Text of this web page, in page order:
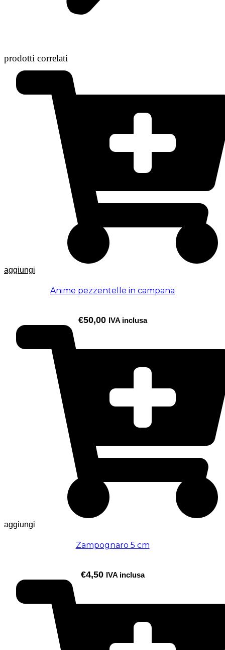
prodotti correlati
aggiungi
Anime pezzentelle in campana
€50,00 IVA inclusa
aggiungi
Zampognaro 5 cm
€4,50 IVA inclusa